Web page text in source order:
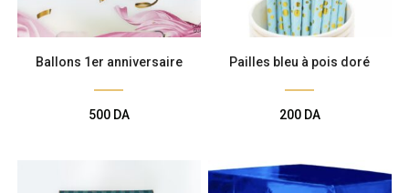
Ballons 1er anniversaire
500 DA
Pailles bleu à pois doré
200 DA